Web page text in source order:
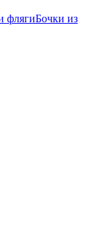
флягиБочки из